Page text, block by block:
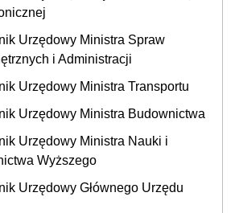
Urzędowy Ministra Spraw
i Administracji
Urzędowy Ministra Transportu
Urzędowy Ministra Budownictwa
Urzędowy Ministra Nauki i
Wyższego
Urzędowy Głównego Urzędu